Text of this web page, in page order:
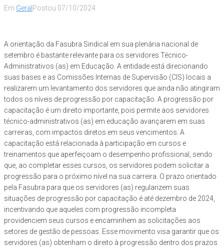
Em Geral Postou 07/10/2024
A orientação da Fasubra Sindical em sua plenária nacional de
setembro é bastante relevante para os servidores Técnico-
Administrativos (as) em Educação. A entidade está direcionando
suas bases e as Comissões Internas de Supervisão (CIS) locais a
realizarem um levantamento dos servidores que ainda não atingiram
todos os níveis de progressão por capacitação. A progressão por
capacitação é um direito importante, pois permite aos servidores
técnico-administrativos (as) em educação avançarem em suas
carreiras, com impactos diretos em seus vencimentos. A
capacitação está relacionada à participação em cursos e
treinamentos que aperfeiçoam o desempenho profissional, sendo
que, ao completar esses cursos, os servidores podem solicitar a
progressão para o próximo nível na sua carreira. O prazo orientado
pela Fasubra para que os servidores (as) regularizem suas
situações de progressão por capacitação é até dezembro de 2024,
incentivando que aqueles com progressão incompleta
providenciem seus cursos e encaminhem as solicitações aos
setores de gestão de pessoas. Esse movimento visa garantir que os
servidores (as) obtenham o direito à progressão dentro dos prazos